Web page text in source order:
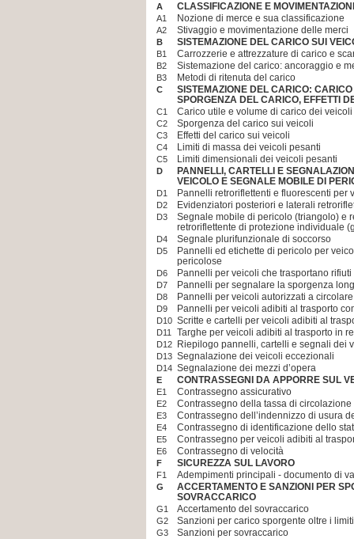
A CLASSIFICAZIONE E
A1 Nozione di merce e sua classificazione
A2 Stivaggio e movimentazione delle merci
B SISTEMAZIONE DEL CARICO SUI
B1 Carrozzerie e attrezzature di carico e
B2 Sistemazione del carico: ancoraggio e
B3 Metodi di ritenuta del carico
C
SISTEMAZIONE DEL CARICO:
SPORGENZA DEL CARICO, EFFETTI
C1 Carico utile e volume di carico dei veicoli
C2 Sporgenza del carico sui veicoli
C3 Effetti del carico sui veicoli
C4 Limiti di massa dei veicoli pesanti
C5 Limiti dimensionali dei veicoli pesanti
D
PANNELLI, CARTELLI E
VEICOLO E SEGNALE MOBILE DI
D1 Pannelli retroriflettenti e fluorescenti per
D2 Evidenziatori posteriori e laterali
D3
Segnale mobile di pericolo (triangolo) e
retroriflettente di protezione individuale
D4 Segnale plurifunzionale di soccorso
D5
Pannelli ed etichette di pericolo per
pericolose
D6 Pannelli per veicoli che trasportano
D7 Pannelli per segnalare la sporgenza
D8 Pannelli per veicoli autorizzati a
D9 Pannelli per veicoli adibiti al trasporto
D10 Scritte e cartelli per veicoli adibiti al
D11 Targhe per veicoli adibiti al trasporto in
D12 Riepilogo pannelli, cartelli e segnali dei
D13 Segnalazione dei veicoli eccezionali
D14 Segnalazione dei mezzi d’opera
E CONTRASSEGNI DA APPORRE SUL
E1 Contrassegno assicurativo
E2 Contrassegno della tassa di circolazione
E3 Contrassegno dell’indennizzo di usura
E4 Contrassegno di identificazione dello
E5 Contrassegno per veicoli adibiti al
E6 Contrassegno di velocità
F SICUREZZA SUL LAVORO
F1 Adempimenti principali - documento di
G
ACCERTAMENTO E SANZIONI PER
SOVRACCARICO
G1 Accertamento del sovraccarico
G2 Sanzioni per carico sporgente oltre i
G3 Sanzioni per sovraccarico